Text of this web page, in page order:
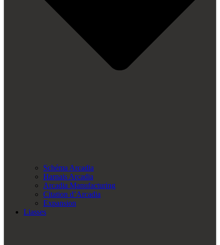
Schéma Arcadia
Harnais Arcadia
Arcadia Manufacturing
Citation d’Arcadia
Expansion
Liasses